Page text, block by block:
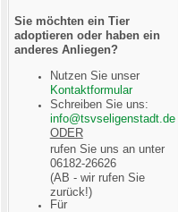
Sie möchten ein Tier
adoptieren oder haben ein
anderes Anliegen?
Nutzen Sie unser
Kontaktformular
Schreiben Sie uns:
ODER
rufen Sie uns an unter
06182-26626
(AB - wir rufen Sie
zurück!)
Für